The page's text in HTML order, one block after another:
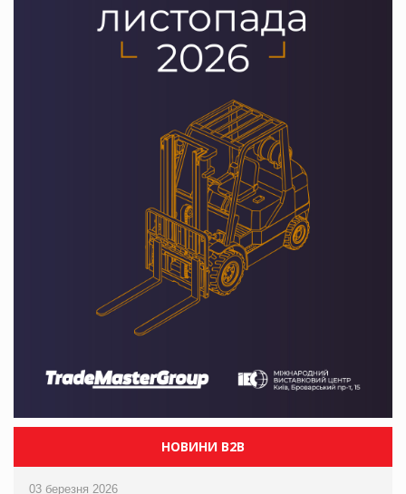
НОВИНИ B2B
03 березня 2026